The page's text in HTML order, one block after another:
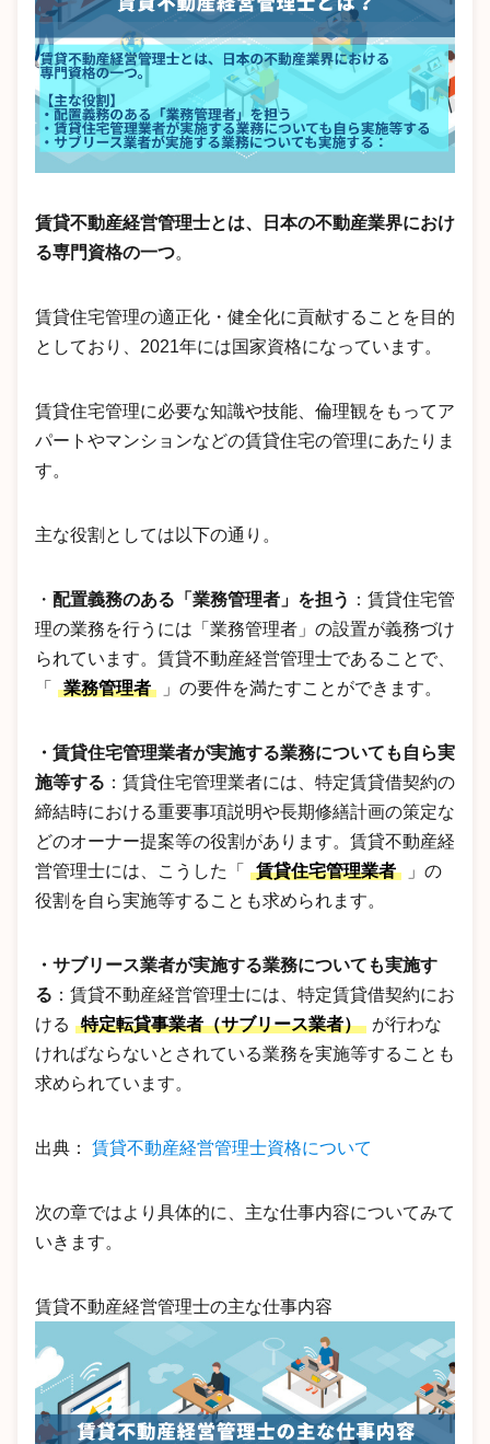
賃貸不動産経営管理士とは、日本の不動産業界におけ
る専門資格の一つ。
賃貸住宅管理の適正化・健全化に貢献することを目的
としており、2021年には国家資格になっています。
賃貸住宅管理に必要な知識や技能、倫理観をもってア
パートやマンションなどの賃貸住宅の管理にあたりま
す。
主な役割としては以下の通り。
・ 配置義務のある「業務管理者」を担う ：賃貸住宅管
理の業務を行うには「業務管理者」の設置が義務づけ
られています。賃貸不動産経営管理士であることで、
「
業務管理者 」の要件を満たすことができます。
・賃貸住宅管理業者が実施する業務についても自ら実
施等する ：賃貸住宅管理業者には、特定賃貸借契約の
締結時における重要事項説明や長期修繕計画の策定な
どのオーナー提案等の役割があります。賃貸不動産経
営管理士には、こうした「
賃貸住宅管理業者
」の
役割を自ら実施等することも求められます。
・サブリース業者が実施する業務についても実施す
る ：賃貸不動産経営管理士には、特定賃貸借契約にお
ける
特定転貸事業者（サブリース業者）
が行わな
ければならないとされている業務を実施等することも
求められています。
出典： 賃貸不動産経営管理士資格について
次の章ではより具体的に、主な仕事内容についてみて
いきます。
賃貸不動産経営管理士の主な仕事内容